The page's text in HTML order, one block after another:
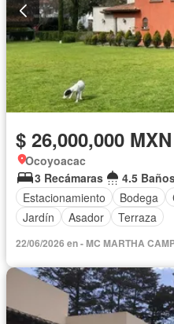
$ 26,000,000 MXN
Ocoyoacac
3 Recámaras
4.5
Estacionamiento
Bodega
Jardín
Asador Terraza
22/06/2026 en - MC MARTHA